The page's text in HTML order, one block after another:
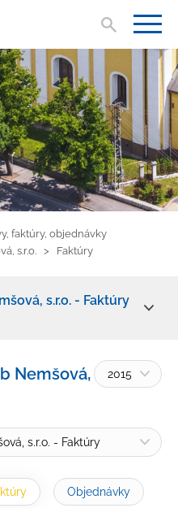
faktúry, objednávky
s.r.o.
Faktúry
s.r.o. - Faktúry
s.r.o. -
2015
s.r.o. - Faktúry
Objednávky